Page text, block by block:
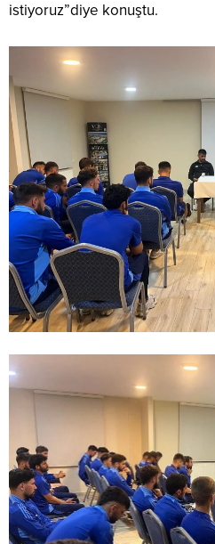
istiyoruz”diye konuştu.